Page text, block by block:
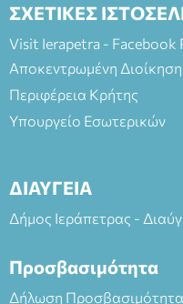
ΣΧΕΤΙΚΕΣ
Visit Ierapetra - Facebook
Αποκεντρωμένη
Περιφέρεια Κρήτης
Υπουργείο Εσωτερικών
ΔΙΑΥΓΕΙΑ
Δήμος Ιεράπετρας -
Προσβασιμότητα
Δήλωση